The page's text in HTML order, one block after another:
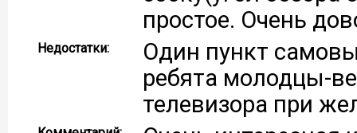
простое. Очень
Недостатки:
Один пункт
ребята молодцы-
телевизора при